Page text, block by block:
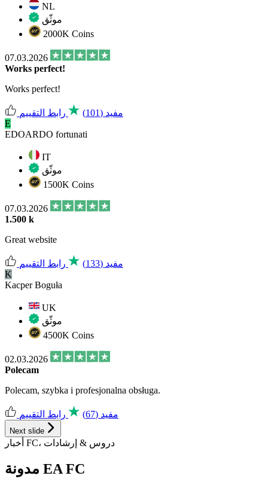
NL
موثّق
2000K Coins
07.03.2026
Works perfect!
Works perfect!
مفيد (101)
رابط التقييم
E
EDOARDO fortunati
IT
موثّق
1500K Coins
07.03.2026
1.500 k
Great website
مفيد (133)
رابط التقييم
K
Kacper Boguła
UK
موثّق
4500K Coins
02.03.2026
Polecam
Polecam, szybka i profesjonalna obsługa.
مفيد (67) رابط التقييم
Next slide
أخبار FC، دروس & إرشادات
مدونة EA FC